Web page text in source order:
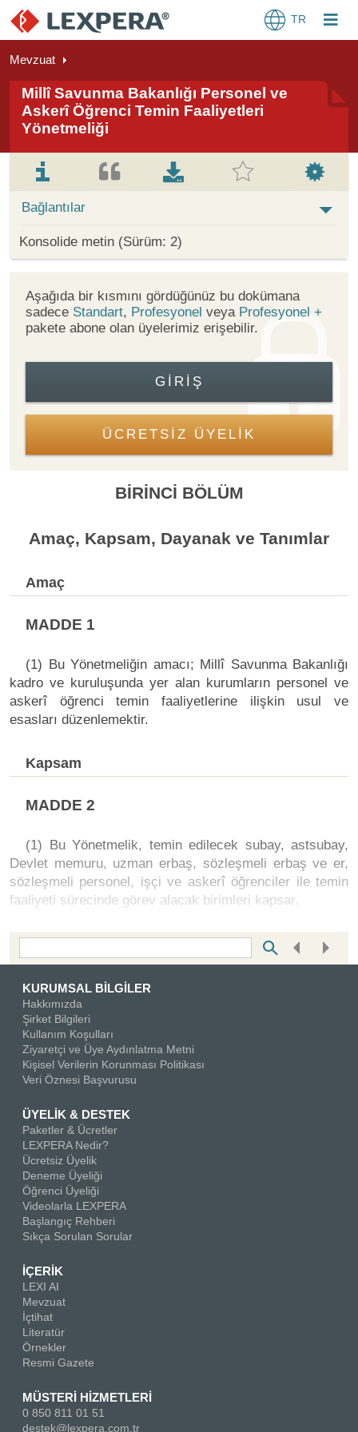
TR
Mevzuat
Millî Savunma Bakanlığı Personel ve
Askerî Öğrenci Temin Faaliyetleri
Yönetmeliği
Bağlantılar
Konsolide metin (Sürüm: 2)
Aşağıda bir kısmını gördüğünüz bu dokümana
sadece Standart, Profesyonel veya Profesyonel +
pakete abone olan üyelerimiz erişebilir.
GIRIŞ
ÜCRETSİZ ÜYELİK
BİRİNCİ BÖLÜM
Amaç, Kapsam, Dayanak ve Tanımlar
Amaç
MADDE 1
(1) Bu Yönetmeliğin amacı; Millî Savunma Bakanlığı
kadro ve kuruluşunda yer alan kurumların personel ve
askerî öğrenci temin faaliyetlerine ilişkin usul ve
esasları düzenlemektir.
Kapsam
MADDE 2
(1) Bu Yönetmelik, temin edilecek subay, astsubay,
Devlet memuru, uzman erbaş, sözleşmeli erbaş ve er,
sözleşmeli personel, işçi ve askerî öğrenciler ile temin
faaliyeti sürecinde görev alacak birimleri kapsar.
KURUMSAL BİLGİLER
Hakkımızda
Şirket Bilgileri
Kullanım Koşulları
Ziyaretçi ve Üye Aydınlatma Metni
Kişisel Verilerin Korunması Politikası
Veri Öznesi Başvurusu
ÜYELİK & DESTEK
Paketler & Ücretler
LEXPERA Nedir?
Ücretsiz Üyelik
Deneme Üyeliği
Öğrenci Üyeliği
Videolarla LEXPERA
Başlangıç Rehberi
Sıkça Sorulan Sorular
İÇERİK
LEXI AI
Mevzuat
İçtihat
Literatür
Örnekler
Resmi Gazete
MÜSTERİ HİZMETLERİ
0 850 811 01 51
destek@lexpera.com.tr